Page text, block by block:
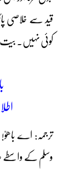
قید سے خلاصی
کوئی نہیں۔
ترجمہ: اے باھوؒ!
وسلم کے واسطے